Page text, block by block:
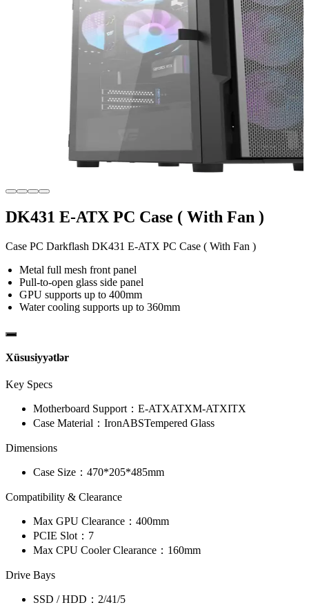
DK431 E-ATX PC Case ( With Fan )
Case PC Darkflash DK431 E-ATX PC Case ( With Fan )
Metal full mesh front panel
Pull-to-open glass side panel
GPU supports up to 400mm
Water cooling supports up to 360mm
Xüsusiyyətlər
Key Specs
Motherboard Support： E-ATXATXM-ATXITX
Case Material： IronABSTempered Glass
Dimensions
Case Size： 470*205*485mm
Compatibility & Clearance
Max GPU Clearance： 400mm
PCIE Slot： 7
Max CPU Cooler Clearance： 160mm
Drive Bays
SSD / HDD： 2/41/5